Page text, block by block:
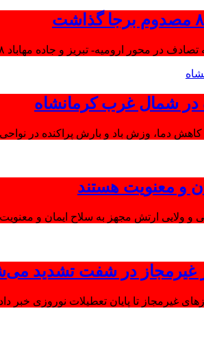
ارومیه- تبریز و جاده مهاباد ۸ نفر مصدوم شدند.
شمال غرب کرمانشاه
کاهش دما، وزش باد و بارش پراکنده در
و معنویت هستند
غیرمجاز در شفت تشدید
تا پایان تعطیلات نوروزی خبر